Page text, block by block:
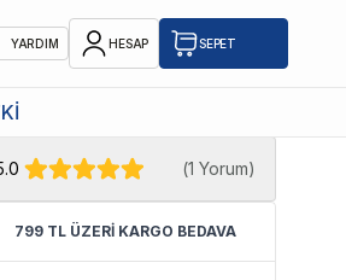
YARDIM HESAP SEPET
Petshop,
(1 Yorum)
799 TL ÜZERİ KARGO BEDAVA